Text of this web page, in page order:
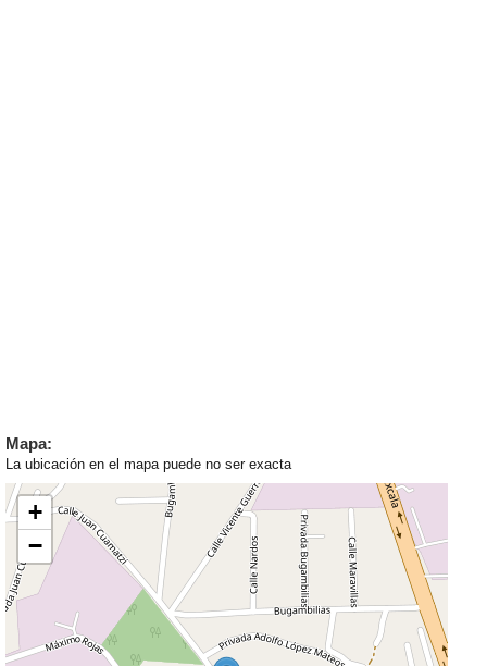
Mapa:
La ubicación en el mapa puede no ser exacta
+
−